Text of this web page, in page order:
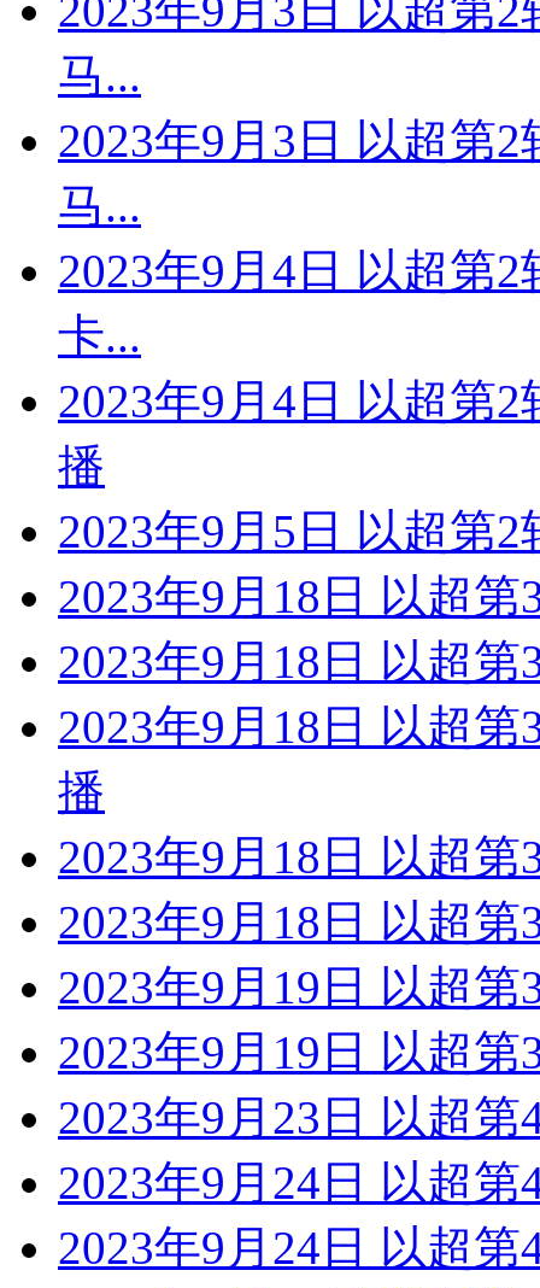
马...
2023年9月3日 以超第
马...
2023年9月4日 以超第
卡...
2023年9月4日 以超第
播
2023年9月5日 以超第
2023年9月18日 以超
2023年9月18日 以超
2023年9月18日 以超
播
2023年9月18日 以超
2023年9月18日 以超
2023年9月19日 以超
2023年9月19日 以超
2023年9月23日 以超
2023年9月24日 以超
2023年9月24日 以超